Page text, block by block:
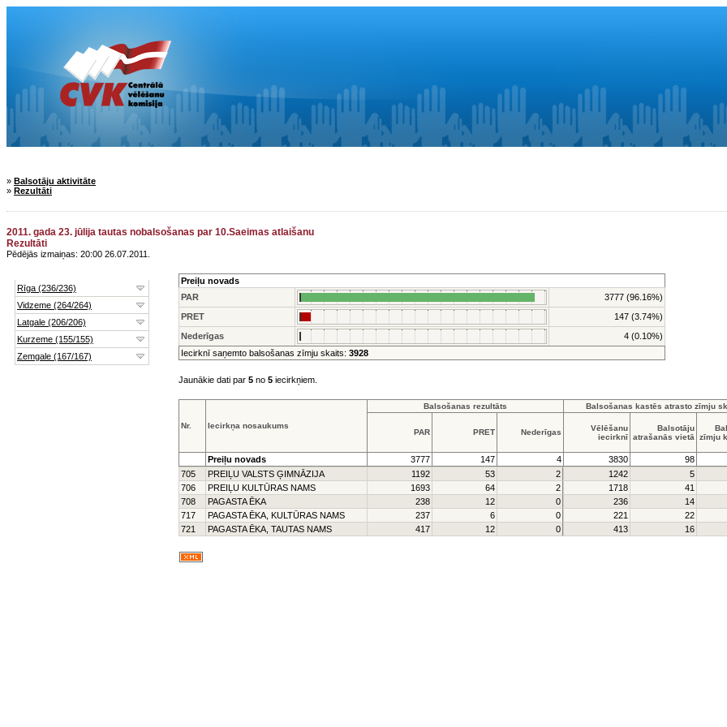
» Balsotāju aktivitāte
» Rezultāti
2011. gada 23. jūlija tautas nobalsošanas par 10.Saeimas atlaišanu
Rezultāti
Pēdējās izmaiņas: 20:00 26.07.2011.
Preiļu novads
PAR
3777 (96.16%)
PRET
147 (3.74%)
Nederīgas
4 (0.10%)
Iecirknī saņemto balsošanas zīmju skaits: 3928
Jaunākie dati par 5 no 5 iecirkņiem.
Nr. Iecirkņa nosaukums
Balsošanas rezultāts Balsošanas kastēs atrasto zīmju
PAR PRET Nederīgas
Vēlēšanu
iecirknī
Balsotāju
atrašanās vietā
zīmju
Preiļu novads 3777 147 4 3830
98
705
PREIĻU VALSTS ĢIMNĀZIJA 1192 53 2 1242
5
706
PREIĻU KULTŪRAS NAMS 1693 64 2 1718
41
708
PAGASTA ĒKA 238 12 0 236
14
717
PAGASTA ĒKA, KULTŪRAS NAMS 237 6 0 221
22
721
PAGASTA ĒKA, TAUTAS NAMS 417 12 0 413 16